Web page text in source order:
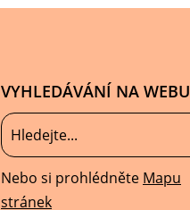
VYHLEDÁVÁNÍ NA WEBU
Nebo si prohlédněte Mapu
stránek